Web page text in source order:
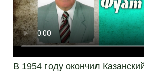
В 1954 году окончил